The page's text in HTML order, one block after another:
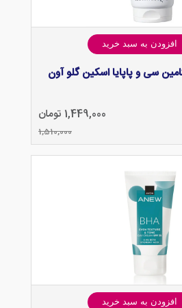
افزودن به سبد خرید
سی و پاپایا اسکین گلو آون
1,449,000 تومان
1,510,000
افزودن به سبد خرید